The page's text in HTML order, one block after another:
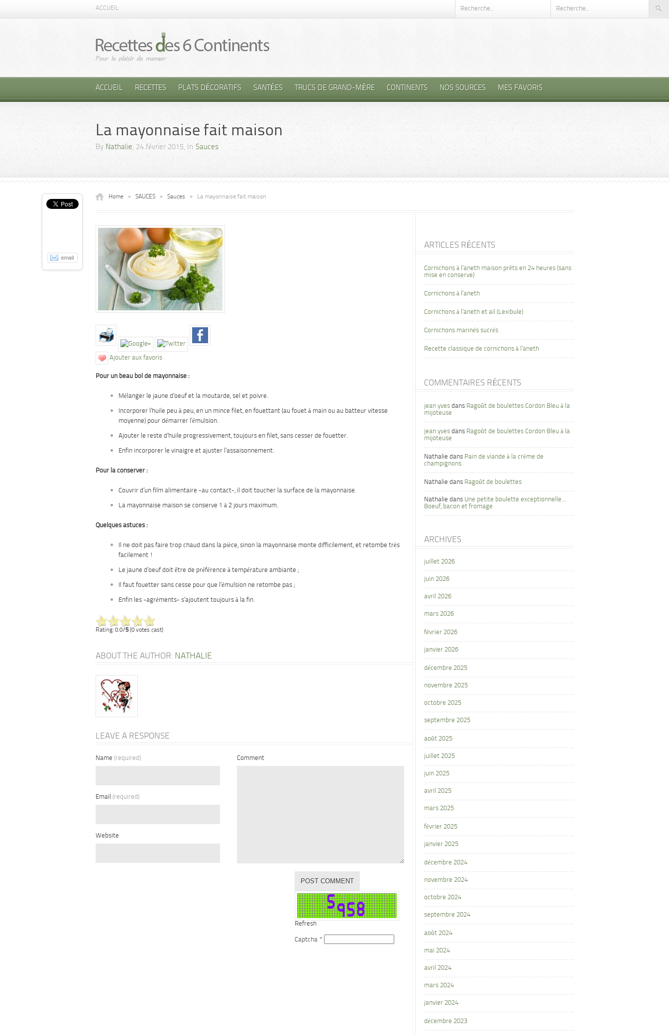
ACCUEIL
ACCUEIL RECETTES PLATS DÉCORATIFS SANTÉES TRUCS DE GRAND-MÈRE CONTINENTS NOS SOURCES MES FAVORIS
La mayonnaise fait maison
By Nathalie, 24 février 2015, In Sauces
Home » SAUCES » Sauces » La mayonnaise fait maison
Ajouter aux favoris
Pour un beau bol de mayonnaise :
Mélanger le jaune d’oeuf et la moutarde, sel et poivre.
Incorporer l’huile peu à peu, en un mince filet, en fouettant (au fouet à main ou au batteur vitesse
moyenne) pour démarrer l’émulsion.
Ajouter le reste d’huile progressivement, toujours en filet, sans cesser de fouetter.
Enfin incorporer le vinaigre et ajuster l’assaisonnement.
Pour la conserver :
Couvrir d’un film alimentaire -au contact-, il doit toucher la surface de la mayonnaise.
La mayonnaise maison se conserve 1 à 2 jours maximum.
Quelques astuces :
Il ne doit pas faire trop chaud dans la pièce, sinon la mayonnaise monte difficilement, et retombe très
facilement !
Le jaune d’oeuf doit être de préférence à température ambiante ;
Il faut fouetter sans cesse pour que l’émulsion ne retombe pas ;
Enfin les -agréments- s’ajoutent toujours à la fin.
Rating: 0.0/5(0 votes cast)
ABOUT THE AUTHOR: NATHALIE
LEAVE A RESPONSE
Name (required)
Email (required)
Website
Comment
Refresh
Captcha *
ARTICLES RÉCENTS
Cornichons à l’aneth maison prêts en 24 heures (sans
mise en conserve)
Cornichons à l’aneth
Cornichons à l’aneth et ail (Lexibule)
Cornichons marinés sucrés
Recette classique de cornichons à l’aneth
COMMENTAIRES RÉCENTS
jean yves dans Ragoût de boulettes Cordon Bleu à la
mijoteuse
jean yves dans Ragoût de boulettes Cordon Bleu à la
mijoteuse
Nathalie dans Pain de viande à la crème de
champignons
Nathalie dans Ragoût de boulettes
Nathalie dans Une petite boulette exceptionnelle…
Boeuf, bacon et fromage
ARCHIVES
juillet 2026
juin 2026
avril 2026
mars 2026
février 2026
janvier 2026
décembre 2025
novembre 2025
octobre 2025
septembre 2025
août 2025
juillet 2025
juin 2025
avril 2025
mars 2025
février 2025
janvier 2025
décembre 2024
novembre 2024
octobre 2024
septembre 2024
août 2024
mai 2024
avril 2024
mars 2024
janvier 2024
décembre 2023